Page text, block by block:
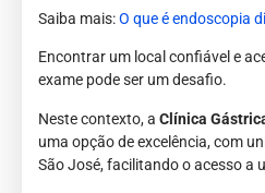
Saiba mais:O que é endoscopia
Encontrar um local confiável e
exame pode ser um desafio.
Neste contexto, a Clínica
uma opção de excelência, com
São José, facilitando o acesso a